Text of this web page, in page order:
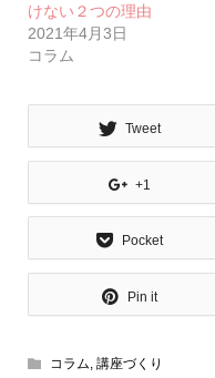
けない２つの理由
2021年4月3日
コラム
Tweet
+1
Pocket
Pin it
コラム, 講座づくり